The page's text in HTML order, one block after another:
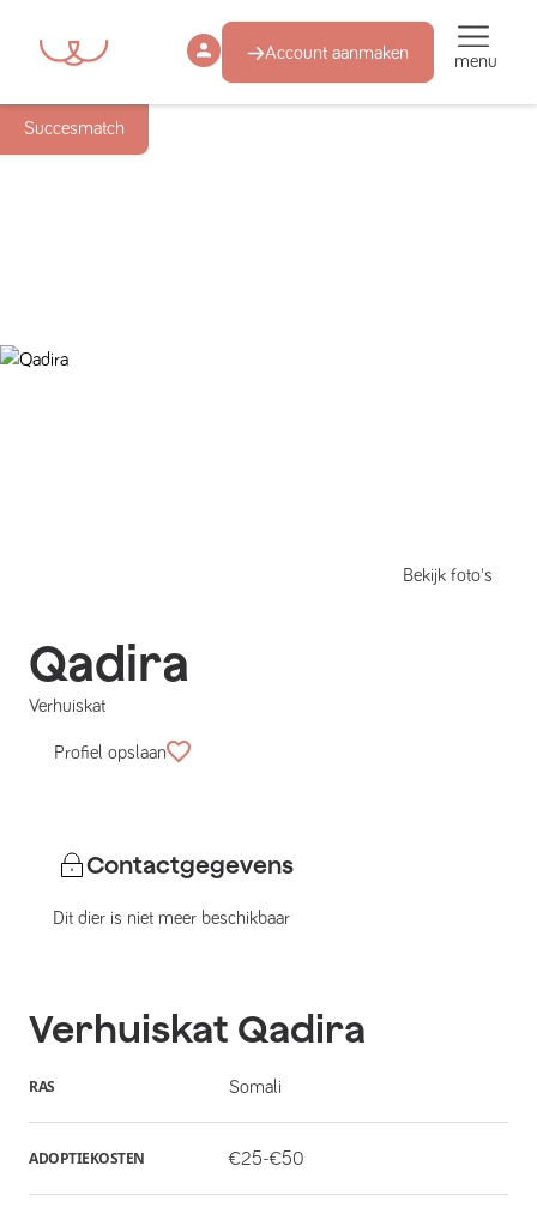
Account aanmaken menu
Succesmatch
Bekijk foto's
Qadira
Verhuiskat
Profiel opslaan
Contactgegevens
Dit dier is niet meer beschikbaar
Verhuiskat Qadira
RAS Somali
ADOPTIEKOSTEN €25-€50